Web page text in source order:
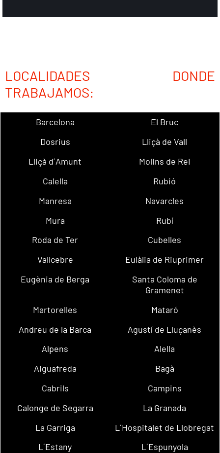
LOCALIDADES DONDE
TRABAJAMOS:
Barcelona
El Bruc
Dosrius
Lliçà de Vall
Lliçà d´Amunt
Molins de Rei
Calella
Rubió
Manresa
Navarcles
Mura
Rubí
Roda de Ter
Cubelles
Vallcebre
Eulàlia de Riuprimer
Eugènia de Berga
Santa Coloma de
Gramenet
Martorelles
Mataró
Andreu de la Barca
Agustí de Lluçanès
Alpens
Alella
Aiguafreda
Bagà
Cabrils
Campins
Calonge de Segarra
La Granada
La Garriga
L´Hospitalet de Llobregat
L´Estany
L´Espunyola